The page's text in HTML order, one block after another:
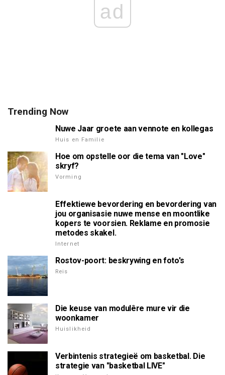
ad
Trending Now
Nuwe Jaar groete aan vennote en kollegas
Huis en Familie
Hoe om opstelle oor die tema van "Love"
skryf?
Vorming
Effektiewe bevordering en bevordering van
jou organisasie nuwe mense en moontlike
kopers te voorsien. Reklame en promosie
metodes skakel.
Internet
Rostov-poort: beskrywing en foto's
Reis
Die keuse van modulêre mure vir die
woonkamer
Huislikheid
Verbintenis strategieë om basketbal. Die
strategie van "basketbal LIVE"